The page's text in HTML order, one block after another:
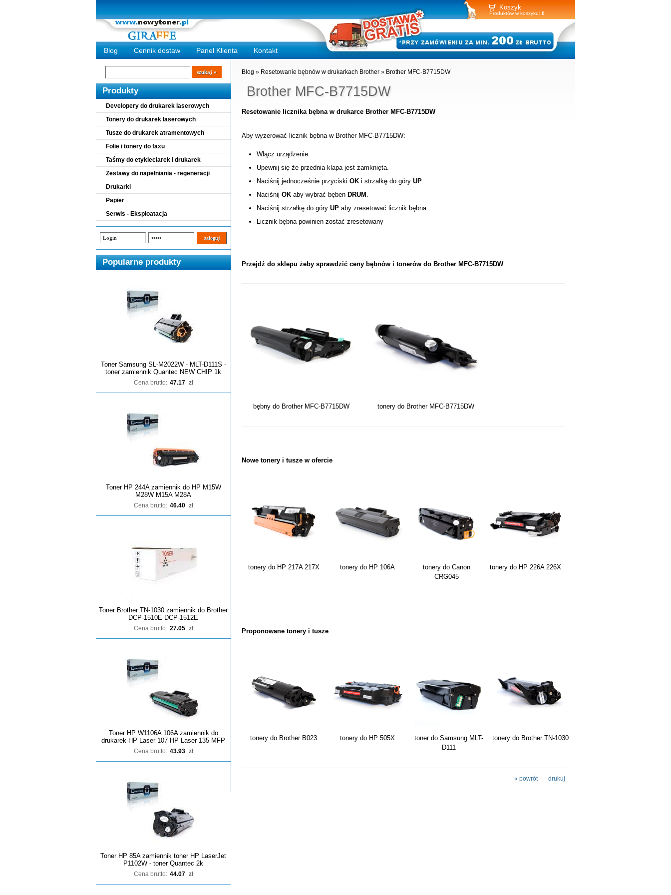
Koszyk
Produktów w koszyku: 0
Blog Cennik dostaw Panel Klienta Kontakt
Wyszukiwarka
szukaj
Produkty
Developery do drukarek laserowych
Tonery do drukarek laserowych
Tusze do drukarek atramentowych
Folie i tonery do faxu
Taśmy do etykieciarek i drukarek
Zestawy do napełniania - regeneracji
Drukarki
Papier
Serwis - Eksploatacja
Popularne produkty
Toner Samsung SL-M2022W - MLT-D111S -
toner zamiennik Quantec NEW CHIP 1k
Cena brutto: 47.17 zł
Toner HP 244A zamiennik do HP M15W
M28W M15A M28A
Cena brutto: 46.40 zł
Toner Brother TN-1030 zamiennik do Brother
DCP-1510E DCP-1512E
Cena brutto: 27.05 zł
Toner HP W1106A 106A zamiennik do
drukarek HP Laser 107 HP Laser 135 MFP
Cena brutto: 43.93 zł
Toner HP 85A zamiennik toner HP LaserJet
P1102W - toner Quantec 2k
Cena brutto: 44.07 zł
Brother MFC-B7715DW
Blog » Resetowanie bębnów w drukarkach Brother » Brother MFC-B7715DW
Resetowanie licznika bębna w drukarce Brother MFC-B7715DW
Aby wyzerować licznik bębna w Brother MFC-B7715DW:
Włącz urządzenie.
Upewnij się że przednia klapa jest zamknięta.
Naciśnij jednocześnie przyciski OK i strzałkę do góry UP.
Naciśnij OK aby wybrać bęben DRUM .
Naciśnij strzałkę do góry UP aby zresetować licznik bębna.
Licznik bębna powinien zostać zresetowany
Przejdź do sklepu żeby sprawdzić ceny bębnów i tonerów do Brother MFC-B7715DW
bębny do Brother MFC-B7715DW tonery do Brother MFC-B7715DW
Nowe tonery i tusze w ofercie
tonery do HP 217A 217X tonery do HP 106A
tonery do Canon
CRG045
tonery do HP 226A 226X
Proponowane tonery i tusze
tonery do Brother B023 tonery do HP 505X
toner do Samsung MLT-
D111
tonery do Brother TN-1030
drukuj
« powrót